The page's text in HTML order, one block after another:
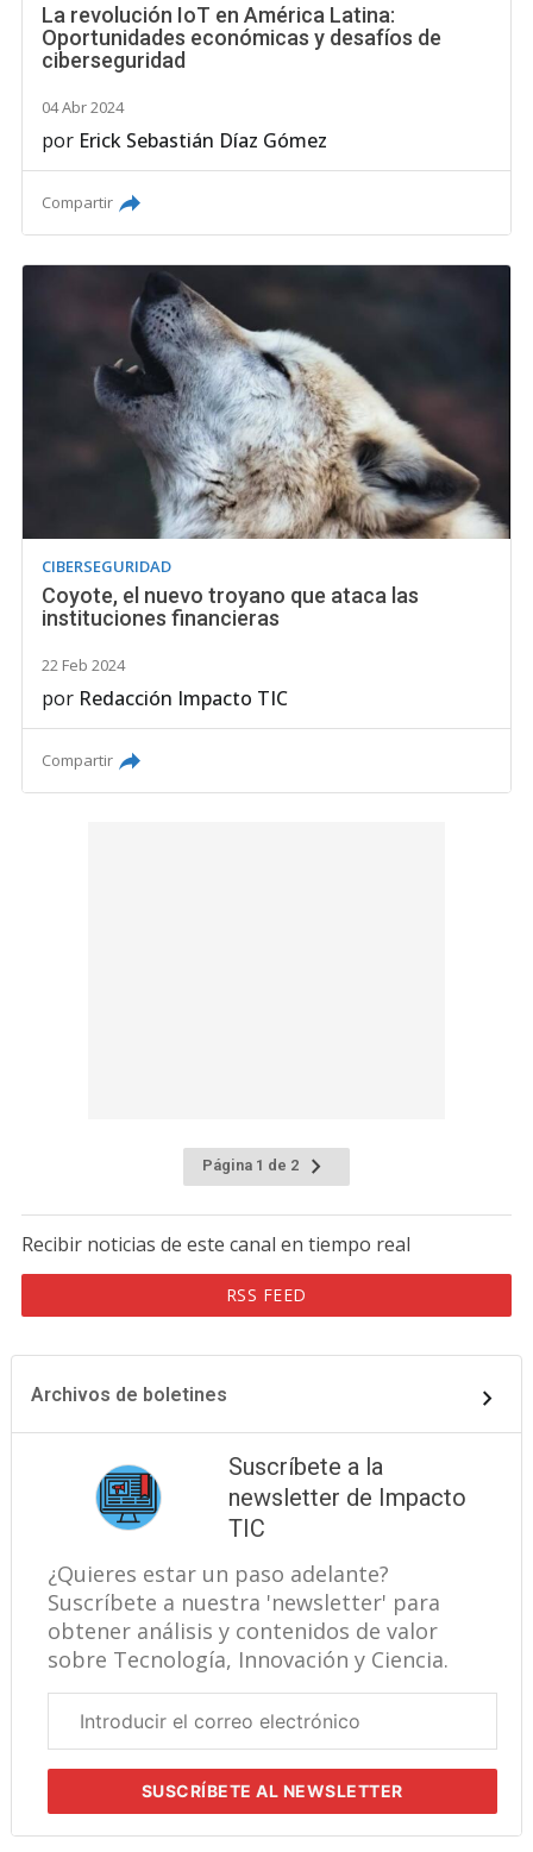
La revolución IoT en América Latina:
Oportunidades económicas y desafíos de
ciberseguridad
04 Abr 2024
por Erick Sebastián Díaz Gómez
Compartir
CIBERSEGURIDAD
Coyote, el nuevo troyano que ataca las
instituciones financieras
22 Feb 2024
por Redacción Impacto TIC
Compartir
Página 1 de 2
Recibir noticias de este canal en tiempo real
RSS FEED
Archivos de boletines
Suscríbete a la
newsletter de Impacto
TIC
¿Quieres estar un paso adelante?
Suscríbete a nuestra 'newsletter' para
obtener análisis y contenidos de valor
sobre Tecnología, Innovación y Ciencia.
electrónico
SUSCRÍBETEAL NEWSLETTER